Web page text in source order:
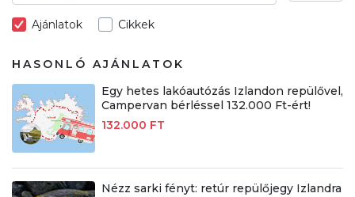
Ajánlatok Cikkek
HASONLÓ AJÁNLATOK
Egy hetes lakóautózás Izlandon repülővel,
Campervan bérléssel 132.000 Ft-ért!
132.000 FT
Nézz sarki fényt: retúr repülőjegy Izlandra